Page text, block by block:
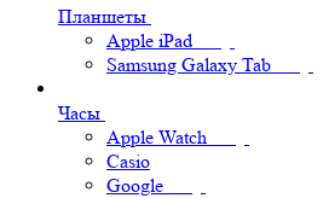
Планшеты
Apple iPad
Samsung Galaxy Tab
Часы
Apple Watch
Casio
Google